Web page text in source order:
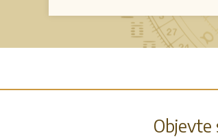
Objevte